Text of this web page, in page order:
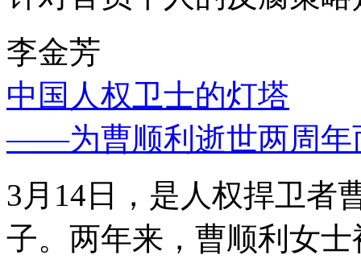
李金芳
中国人权卫士的灯塔
——为曹顺利逝世两周年
3月14日，是人权捍卫者
子。两年来，曹顺利女